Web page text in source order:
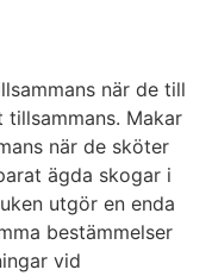
när de till
tillsammans. Makar
när de sköter
ägda skogar i
utgör en enda
bestämmelser
vid